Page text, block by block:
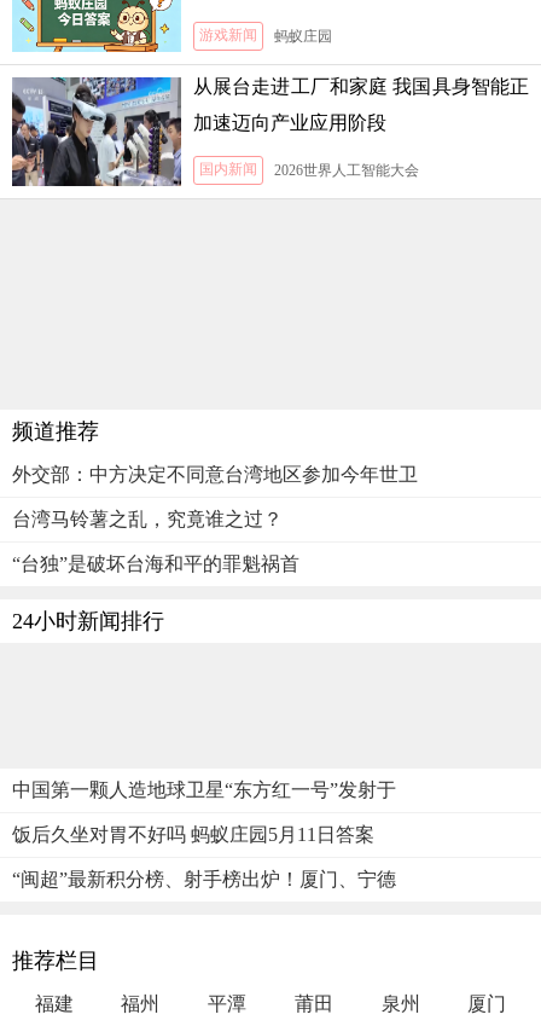
游戏新闻 蚂蚁庄园
从展台走进工厂和家庭 我国具身智能正
加速迈向产业应用阶段
国内新闻 2026世界人工智能大会
频道推荐
外交部：中方决定不同意台湾地区参加今年世卫
台湾马铃薯之乱，究竟谁之过？
“台独”是破坏台海和平的罪魁祸首
24小时新闻排行
中国第一颗人造地球卫星“东方红一号”发射于
饭后久坐对胃不好吗 蚂蚁庄园5月11日答案
“闽超”最新积分榜、射手榜出炉！厦门、宁德
推荐栏目
福建 福州 平潭 莆田 泉州 厦门